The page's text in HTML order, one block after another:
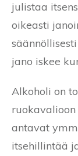
julistaa
oikeasti
jano iskee
Alkoholi on
antavat
itsehillintää